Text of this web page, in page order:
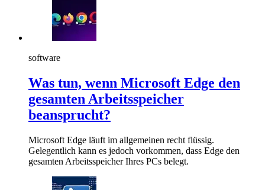
software
Was tun, wenn Microsoft Edge den
gesamten Arbeitsspeicher
beansprucht?
Microsoft Edge läuft im allgemeinen recht flüssig.
Gelegentlich kann es jedoch vorkommen, dass Edge den
gesamten Arbeitsspeicher Ihres PCs belegt.